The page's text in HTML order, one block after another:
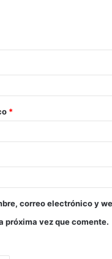
*
correo electrónico y
próxima vez que comente.